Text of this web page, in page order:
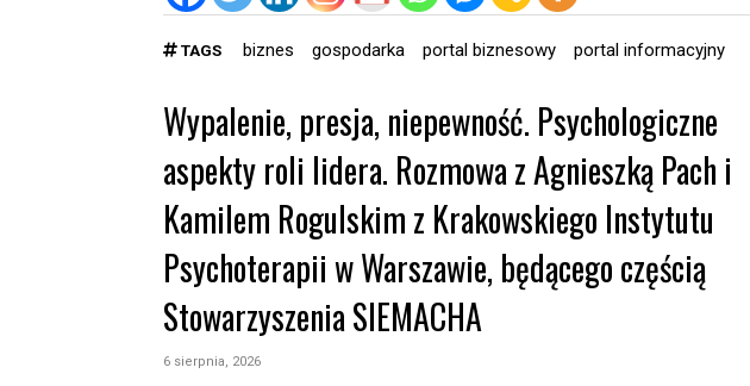
TAGS biznes gospodarka portal biznesowy portal informacyjny
Wypalenie, presja, niepewność. Psychologiczne
aspekty roli lidera. Rozmowa z Agnieszką Pach i
Kamilem Rogulskim z Krakowskiego Instytutu
Psychoterapii w Warszawie, będącego częścią
Stowarzyszenia SIEMACHA
6 sierpnia, 2026